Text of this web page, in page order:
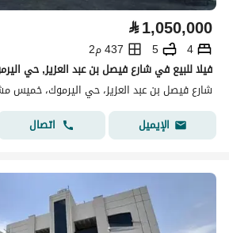
⃁1,050,000
4
5
437 م2
شارع فيصل بن عبد العزيز، حي اليرموك، خميس
الإيميل
اتصال